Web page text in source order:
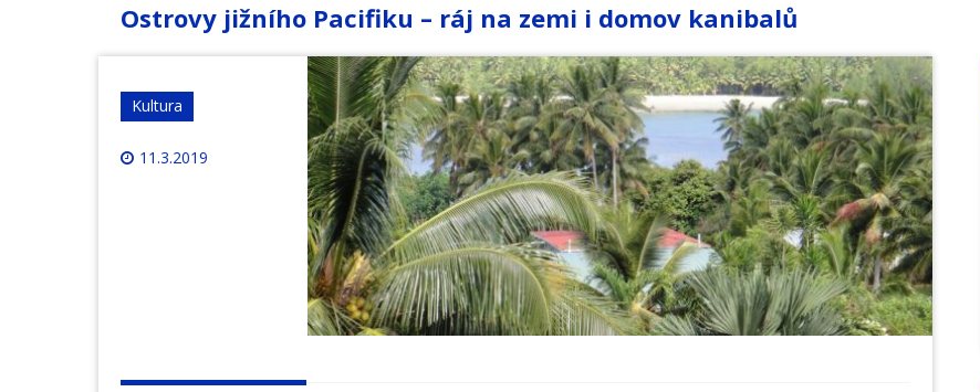
Ostrovy jižního Pacifiku – ráj na zemi i domov kanibalů
Kultura
11.3.2019